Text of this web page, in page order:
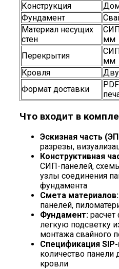
Конструкция
Фундамент
Материал несущих
стен
мм
Перекрытия
мм
Кровля
Формат доставки
Что входит в
Эскизная часть
разрезы,
Конструктивная
СИП-панелей,
узлы соединения
фундамента
Смета материалов:
панелей,
Фундамент:
легкую подсветку
монтажа свайного
Спецификация
количество панели
кровли